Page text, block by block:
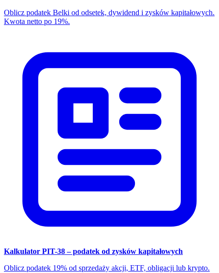
Oblicz podatek Belki od odsetek, dywidend i zysków kapitałowych.
Kwota netto po 19%.
Kalkulator PIT-38 – podatek od zysków kapitałowych
Oblicz podatek 19% od sprzedaży akcji, ETF, obligacji lub krypto.